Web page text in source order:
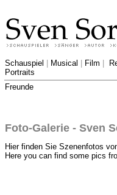
Schauspiel Musical Film
Portraits
Freunde
Foto-Galerie - Sven
Hier finden Sie Szenenfotos
Here you can find some pics